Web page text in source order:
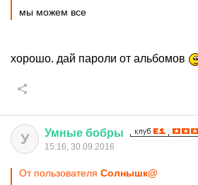
мы можем все
хорошо. дай пароли от альбомов
У Умные бобры
15:16, 30.09.2016
От пользователя Cолнышк@